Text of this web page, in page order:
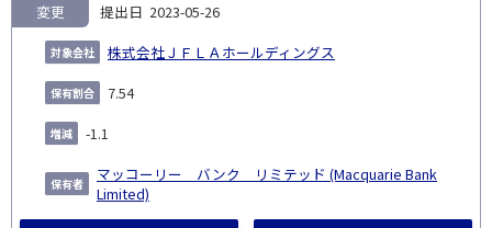
2023-05-26
株式会社ＪＦＬＡホールディングス
変更
7.54
-1.1
マッコーリー バンク リミテッド (Macquarie Bank
Limited)